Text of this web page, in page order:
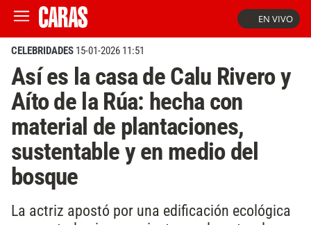
EN VIVO
CELEBRIDADES 15-01-2026 11:51
Así es la casa de Calu Rivero y
Aíto de la Rúa: hecha con
material de plantaciones,
sustentable y en medio del
bosque
La actriz apostó por una edificación ecológica